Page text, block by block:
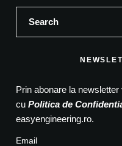
Prin abonare la
cu Politica de
easyengineering.ro.
Email